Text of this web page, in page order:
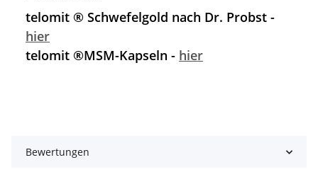
telomit ® Schwefelgold nach Dr. Probst -
hier
telomit ®MSM-Kapseln - hier
Bewertungen